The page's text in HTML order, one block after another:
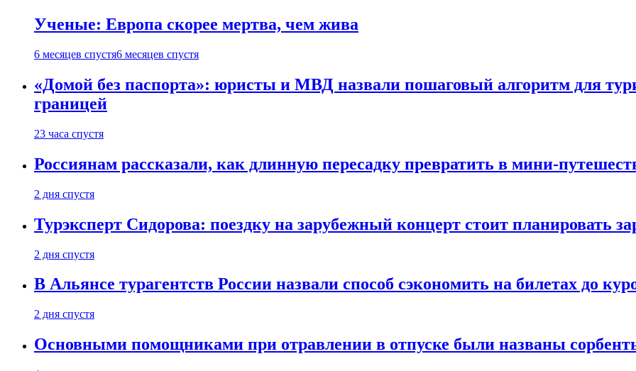
Ученые: Европа скорее мертва, чем жива
6 месяцев спустя6 месяцев спустя
«Домой без паспорта»: юристы и МВД назвали пошаговый алгоритм для
границей
23 часа спустя
Россиянам рассказали, как длинную пересадку превратить в мини-
2 дня спустя
Турэксперт Сидорова: поездку на зарубежный концерт стоит планировать
2 дня спустя
В Альянсе турагентств России назвали способ сэкономить на билетах до
2 дня спустя
Основными помощниками при отравлении в отпуске были названы